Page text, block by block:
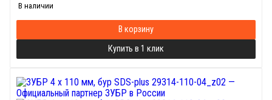
В наличии
В корзину
Купить в 1 клик